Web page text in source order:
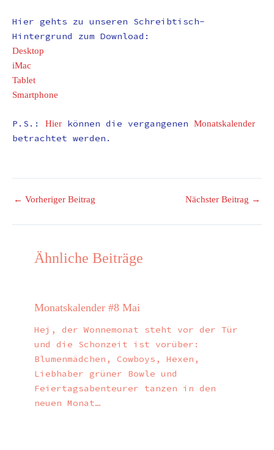
Hier gehts zu unseren Schreibtisch-
Hintergrund zum Download:
Desktop
iMac
Tablet
Smartphone
P.S.: Hier können die vergangenen Monatskalender
betrachtet werden.
← Vorheriger Beitrag Nächster Beitrag →
Ähnliche Beiträge
Monatskalender #8 Mai
Hej, der Wonnemonat steht vor der Tür
und die Schonzeit ist vorüber:
Blumenmädchen, Cowboys, Hexen,
Liebhaber grüner Bowle und
Feiertagsabenteurer tanzen in den
neuen Monat…